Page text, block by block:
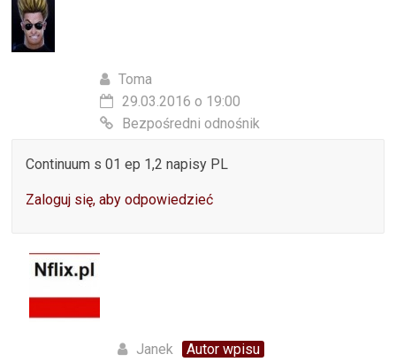
Toma
29.03.2016 o 19:00
Bezpośredni odnośnik
Continuum s 01 ep 1,2 napisy PL
Zaloguj się, aby odpowiedzieć
Janek
Autor wpisu